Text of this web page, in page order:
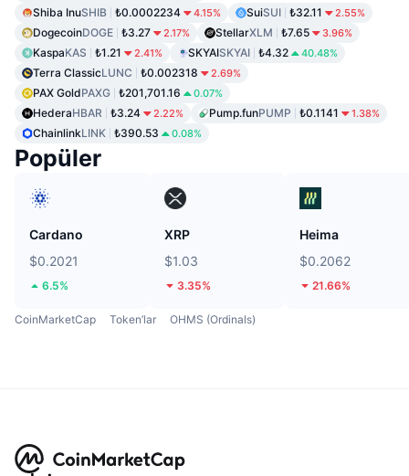
Shiba InuSHIB ₺0.0002234 4.15% SuiSUI ₺32.11 2.55%
DogecoinDOGE ₺3.27 2.17% StellarXLM ₺7.65 3.96%
KaspaKAS ₺1.21 2.41% SKYAISKYAI ₺4.32 40.48%
Terra ClassicLUNC ₺0.002318 2.69%
PAX GoldPAXG ₺201,701.16 0.07%
HederaHBAR ₺3.24 2.22% Pump.funPUMP ₺0.1141 1.38%
ChainlinkLINK ₺390.53 0.08%
Popüler
Cardano
$0.2021
6.5%
XRP
$1.03
3.35%
Heima
$0.2062
21.66%
CoinMarketCap Token’lar OHMS (Ordinals)